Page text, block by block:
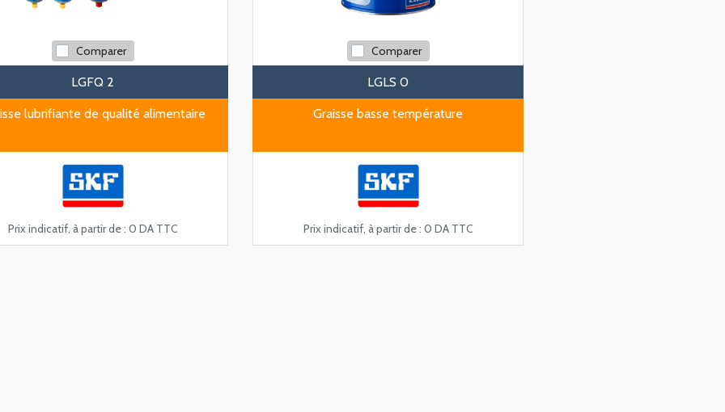
Comparer
LGFQ 2
lubrifiante de qualité alimentaire
Prix indicatif, à partir de : 0 DA TTC
Comparer
LGLS 0
Graisse basse température
Prix indicatif, à partir de : 0 DA TTC